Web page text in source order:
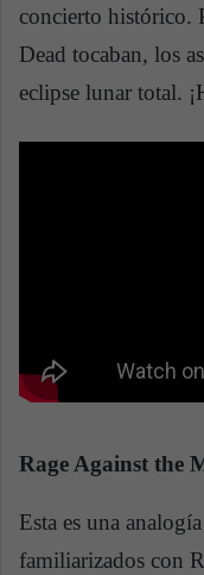
concierto histórico.
Dead tocaban, los
eclipse lunar total.
Rage Against the
Esta es una
familiarizados con